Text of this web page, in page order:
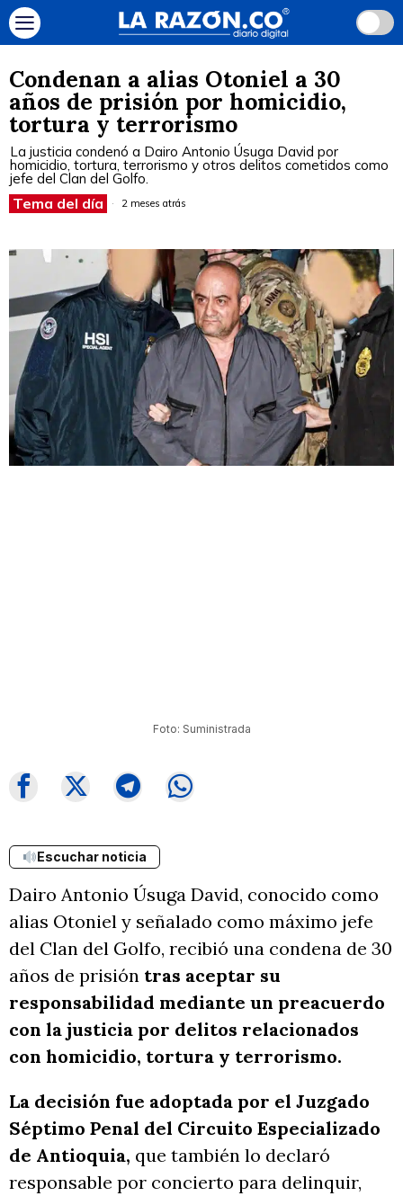
Condenan a alias Otoniel a 30
años de prisión por homicidio,
tortura y terrorismo
La justicia condenó a Dairo Antonio Úsuga David por
homicidio, tortura, terrorismo y otros delitos cometidos como
jefe del Clan del Golfo.
Tema del día 2 meses atrás
Foto: Suministrada
Escuchar noticia
Dairo Antonio Úsuga David, conocido como
alias Otoniel y señalado como máximo jefe
del Clan del Golfo, recibió una condena de 30
años de prisión tras aceptar su
responsabilidad mediante un preacuerdo
con la justicia por delitos relacionados
con homicidio, tortura y terrorismo.
La decisión fue adoptada por el Juzgado
Séptimo Penal del Circuito Especializado
de Antioquia, que también lo declaró
responsable por concierto para delinquir,